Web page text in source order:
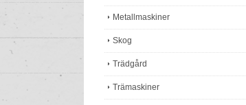
Metallmaskiner
Skog
Trädgård
Trämaskiner